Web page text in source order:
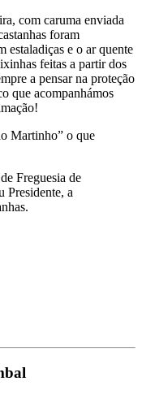
com caruma enviada
foram
estaladiças e o ar quente
feitas a partir dos
a pensar na proteção
que acompanhámos
Martinho” o que
Freguesia de
Presidente, a